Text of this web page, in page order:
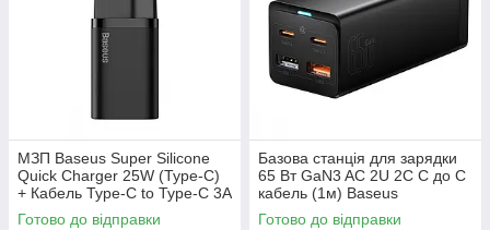
МЗП Baseus Super Silicone
Quick Charger 25W (Type-C)
+ Кабель Type-C to Type-C 3A
(1m) black
Готово до відправки
Базова станція для зарядки
65 Вт GaN3 AC 2U 2C C до C
кабель (1м) Baseus
(PSZM000001) Чорний
Готово до відправки